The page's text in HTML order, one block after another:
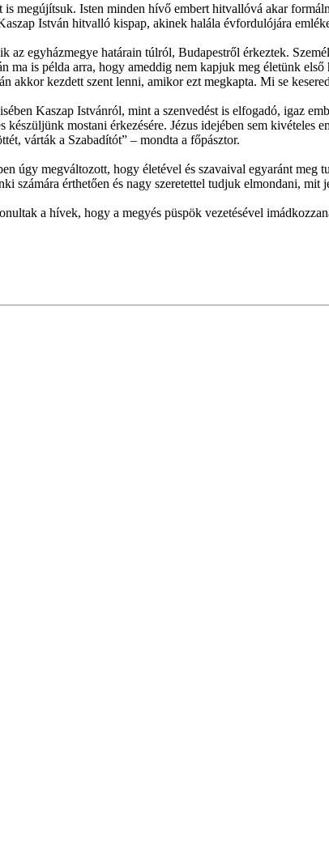
megújítsuk. Isten minden hívő embert hitvallóvá akar
István hitvalló kispap, akinek halála évfordulójára
az egyházmegye határain túlról, Budapestről érkeztek.
ma is példa arra, hogy ameddig nem kapjuk meg életünk
akkor kezdett szent lenni, amikor ezt megkapta. Mi se
Kaszap Istvánról, mint a szenvedést is elfogadó, igaz
mostani érkezésére. Jézus idejében sem kivételes
várták a Szabadítót” – mondta a főpásztor.
úgy megváltozott, hogy életével és szavaival egyaránt meg
érthetően és nagy szeretettel tudjuk elmondani, mit
a hívek, hogy a megyés püspök vezetésével